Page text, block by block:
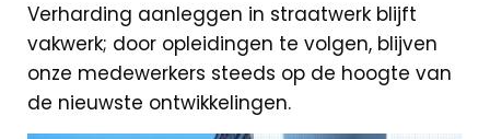
Verharding aanleggen in straatwerk blijft
vakwerk; door opleidingen te volgen, blijven
onze medewerkers steeds op de hoogte van
de nieuwste ontwikkelingen.